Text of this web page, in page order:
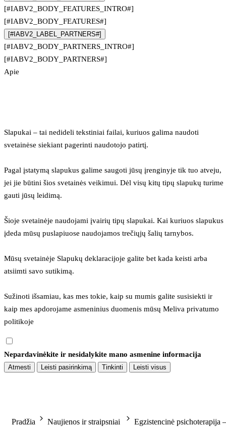
[#IABV2_BODY_FEATURES_INTRO#]
[#IABV2_BODY_FEATURES#]
[#IABV2_LABEL_PARTNERS#]
[#IABV2_BODY_PARTNERS_INTRO#]
[#IABV2_BODY_PARTNERS#]
Apie
Slapukai – tai nedideli tekstiniai failai, kuriuos galima naudoti
svetainėse siekiant pagerinti naudotojo patirtį.
Pagal įstatymą slapukus galime saugoti jūsų įrenginyje tik tuo atveju,
jei jie būtini šios svetainės veikimui. Dėl visų kitų tipų slapukų turime
gauti jūsų leidimą.
Šioje svetainėje naudojami įvairių tipų slapukai. Kai kuriuos slapukus
įdeda mūsų puslapiuose naudojamos trečiųjų šalių tarnybos.
Mūsų svetainėje Slapukų deklaracijoje galite bet kada keisti arba
atsiimti savo sutikimą.
Sužinoti išsamiau, kas mes tokie, kaip su mumis galite susisiekti ir
kaip mes apdorojame asmeninius duomenis mūsų Meliva privatumo
politikoje
Nepardavinėkite ir nesidalykite mano asmenine informacija
Atmesti Leisti pasirinkimą Tinkinti Leisti visus
Pradžia Naujienos ir straipsniai
Egzistencinė psichoterapija –